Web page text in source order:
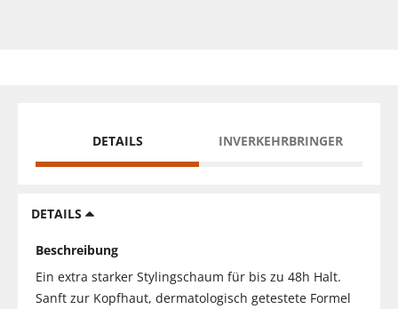
DETAILS INVERKEHRBRINGER
DETAILS
Beschreibung
Ein extra starker Stylingschaum für bis zu 48h Halt.
Sanft zur Kopfhaut, dermatologisch getestete Formel